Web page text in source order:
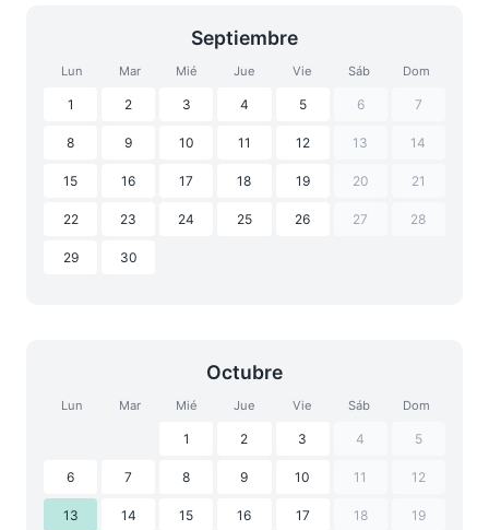
Septiembre
Lun Mar Mié Jue Vie Sáb Dom
1 2 3 4 5 6 7
8 9 10 11 12 13 14
15 16 17 18 19 20 21
22 23 24 25 26 27 28
29 30
Octubre
Lun Mar Mié Jue Vie Sáb Dom
1 2 3 4 5
6 7 8 9 10 11 12
13 14 15 16 17 18 19